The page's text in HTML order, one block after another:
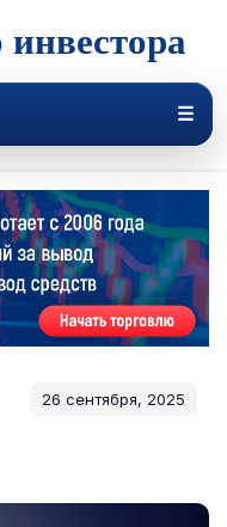
☰
26 сентября, 2025